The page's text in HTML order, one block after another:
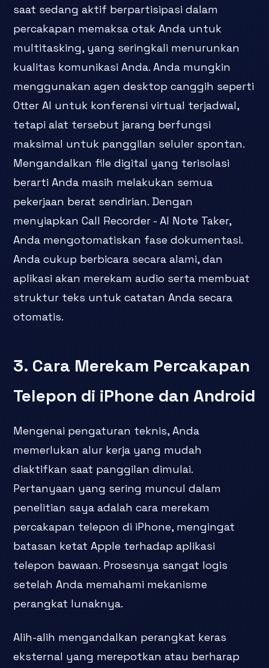
saat sedang aktif berpartisipasi dalam
percakapan memaksa otak Anda untuk
multitasking, yang seringkali menurunkan
kualitas komunikasi Anda. Anda mungkin
menggunakan agen desktop canggih seperti
Otter AI untuk konferensi virtual terjadwal,
tetapi alat tersebut jarang berfungsi
maksimal untuk panggilan seluler spontan.
Mengandalkan file digital yang terisolasi
berarti Anda masih melakukan semua
pekerjaan berat sendirian. Dengan
menyiapkan Call Recorder - AI Note Taker,
Anda mengotomatiskan fase dokumentasi.
Anda cukup berbicara secara alami, dan
aplikasi akan merekam audio serta membuat
struktur teks untuk catatan Anda secara
otomatis.
3. Cara Merekam Percakapan
Telepon di iPhone dan Android
Mengenai pengaturan teknis, Anda
memerlukan alur kerja yang mudah
diaktifkan saat panggilan dimulai.
Pertanyaan yang sering muncul dalam
penelitian saya adalah cara merekam
percakapan telepon di iPhone, mengingat
batasan ketat Apple terhadap aplikasi
telepon bawaan. Prosesnya sangat logis
setelah Anda memahami mekanisme
perangkat lunaknya.
Alih-alih mengandalkan perangkat keras
eksternal yang merepotkan atau berharap